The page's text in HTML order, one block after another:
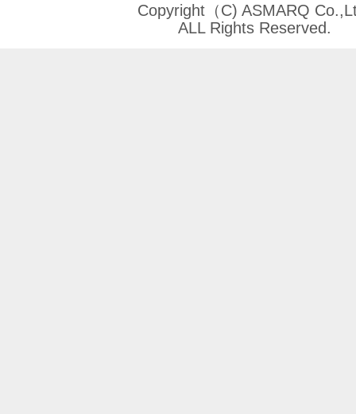
Copyright（C) ASMARQ
ALL Rights Reserved.